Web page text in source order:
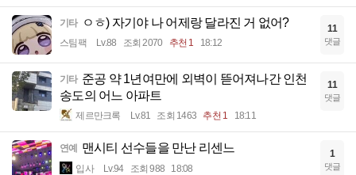
기타 ㅇㅎ) 자기야 나 어제랑 달라진 거 없어?
스팀팩 Lv.88 조회 2070 추천 1 18:12
11
댓글
기타 준공 약 1년여만에 외벽이 뜯어져나간 인천
송도의 어느 아파트
제르만크록 Lv.81 조회 1463 추천 1 18:11
11
댓글
연예 맨시티 선수들을 만난 리센느
입사 Lv.94 조회 988 18:08
1
댓글